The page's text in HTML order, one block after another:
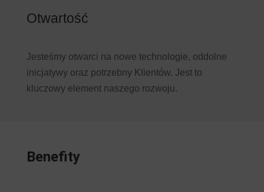
Otwartość
Jesteśmy otwarci na nowe technologie, oddolne
inicjatywy oraz potrzebny Klientów. Jest to
kluczowy element naszego rozwoju.
Benefity